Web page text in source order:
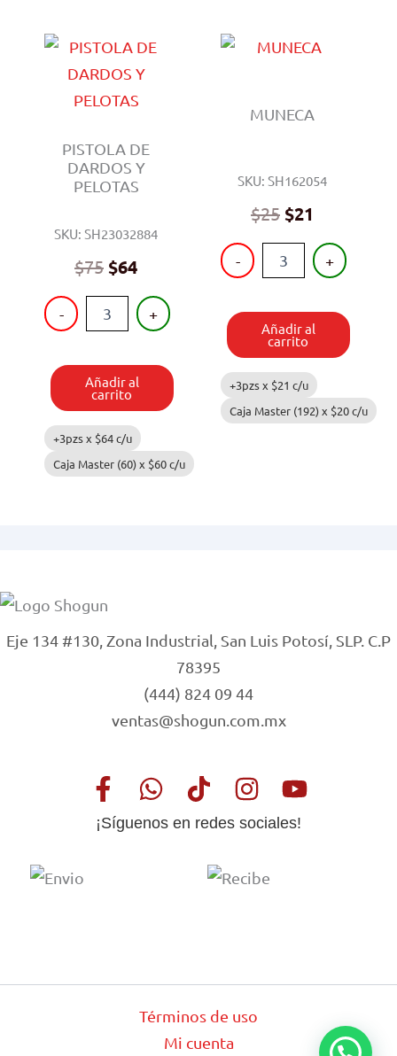
PISTOLA DE
DARDOS Y
PELOTAS
SKU: SH23032884
$75 $64
-
PISTOLA
DE
PELOTAS
cantidad
+
Añadir al
carrito
+3pzs x $64c/u
Caja Master (60) x $60c/u
MUNECA
SKU: SH162054
$25 $21
-
MUNECA
cantidad
+
Añadir al
carrito
+3pzs x $21 c/u
Caja Master (192) x $20c/u
Eje 134 #130, Zona Industrial, San Luis Potosí, SLP. C.P
78395
(444) 824 09 44
ventas@shogun.com.mx
¡Síguenos en redes sociales!
Términos de uso
Mi cuenta